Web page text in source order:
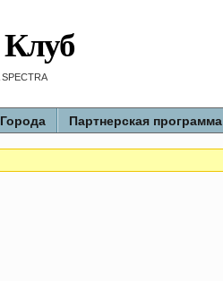
Города Партнерская программа